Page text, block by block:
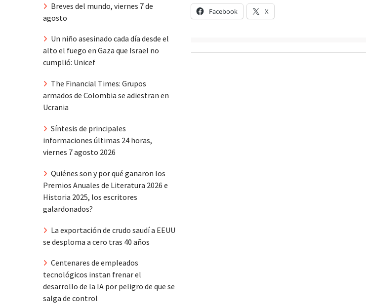
Facebook X
Breves del mundo, viernes 7 de
agosto
Un niño asesinado cada día desde el
alto el fuego en Gaza que Israel no
cumplió: Unicef
The Financial Times: Grupos
armados de Colombia se adiestran en
Ucrania
Síntesis de principales
informaciones últimas 24 horas,
viernes 7 agosto 2026
Quiénes son y por qué ganaron los
Premios Anuales de Literatura 2026 e
Historia 2025, los escritores
galardonados?
La exportación de crudo saudí a EEUU
se desploma a cero tras 40 años
Centenares de empleados
tecnológicos instan frenar el
desarrollo de la IA por peligro de que se
salga de control